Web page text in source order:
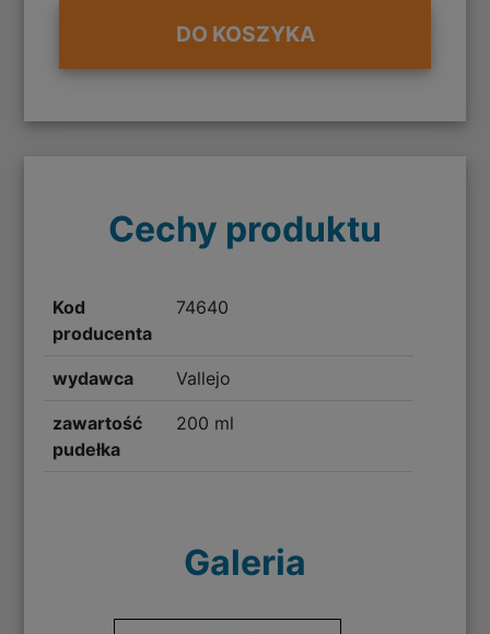
DO KOSZYKA
Cechy produktu
Kod
producenta
74640
wydawca Vallejo
zawartość
pudełka
200 ml
Galeria